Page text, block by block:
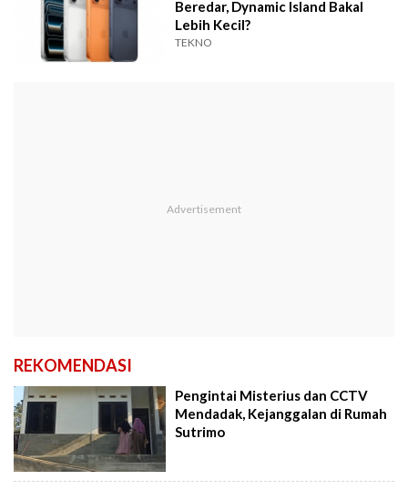
Beredar, Dynamic Island Bakal
Lebih Kecil?
TEKNO
REKOMENDASI
Pengintai Misterius dan CCTV
Mendadak, Kejanggalan di Rumah
Sutrimo